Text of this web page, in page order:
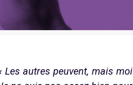
Les autres peuvent, mais moi